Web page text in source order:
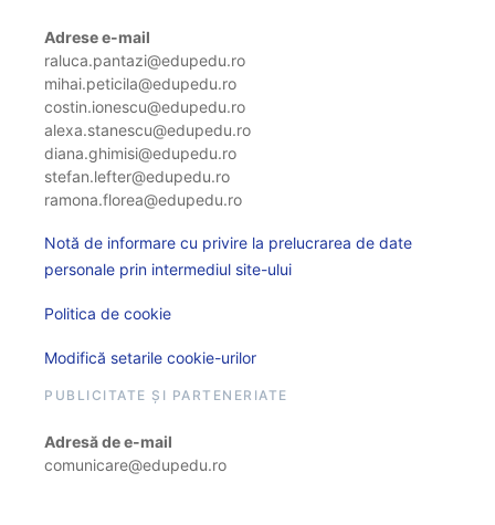
Adrese e-mail
raluca.pantazi@edupedu.ro
mihai.peticila@edupedu.ro
costin.ionescu@edupedu.ro
alexa.stanescu@edupedu.ro
diana.ghimisi@edupedu.ro
stefan.lefter@edupedu.ro
ramona.florea@edupedu.ro
Notă de informare cu privire la prelucrarea de date
personale prin intermediul site-ului
Politica de cookie
Modifică setarile cookie-urilor
PUBLICITATE ȘI PARTENERIATE
Adresă de e-mail
comunicare@edupedu.ro